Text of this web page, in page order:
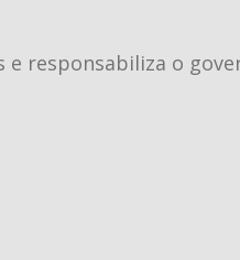
e responsabiliza o